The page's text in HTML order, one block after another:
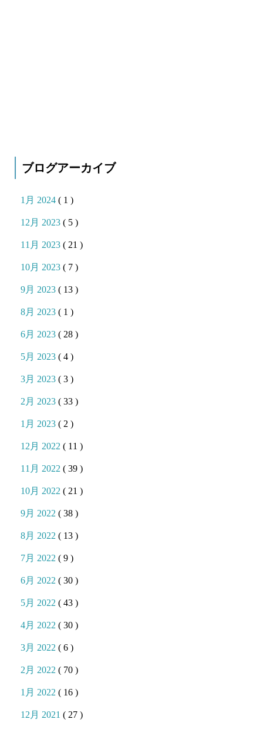
ブログアーカイブ
1月 2024( 1 )
12月 2023( 5 )
11月 2023( 21 )
10月 2023( 7 )
9月 2023( 13 )
8月 2023( 1 )
6月 2023( 28 )
5月 2023( 4 )
3月 2023( 3 )
2月 2023( 33 )
1月 2023( 2 )
12月 2022( 11 )
11月 2022( 39 )
10月 2022( 21 )
9月 2022( 38 )
8月 2022( 13 )
7月 2022( 9 )
6月 2022( 30 )
5月 2022( 43 )
4月 2022( 30 )
3月 2022( 6 )
2月 2022( 70 )
1月 2022( 16 )
12月 2021( 27 )